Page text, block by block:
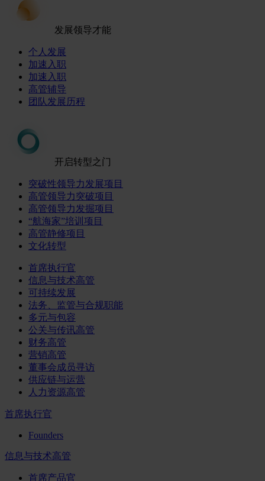
发展领导才能
个人发展
加速入职
加速入职
高管辅导
团队发展历程
开启转型之门
突破性领导力发展项目
高管领导力突破项目
高管领导力发掘项目
“航海家”培训项目
高管静修项目
文化转型
首席执行官
信息与技术高管
可持续发展
法务、监管与合规职能
多元与包容
公关与传讯高管
财务高管
营销高管
董事会成员寻访
供应链与运营
人力资源高管
首席执行官
Founders
信息与技术高管
首席产品官